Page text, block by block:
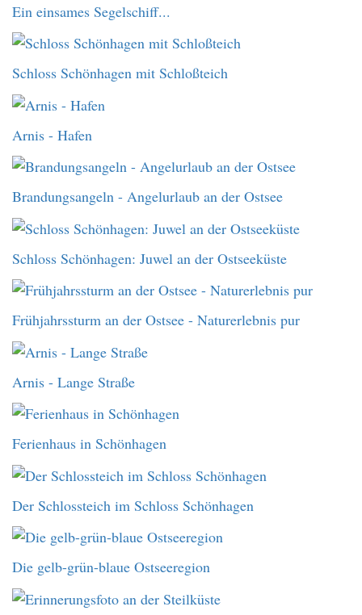
Ein einsames Segelschiff...
Schloss Schönhagen mit Schloßteich
Arnis - Hafen
Brandungsangeln - Angelurlaub an der Ostsee
Schloss Schönhagen: Juwel an der Ostseeküste
Frühjahrssturm an der Ostsee - Naturerlebnis pur
Arnis - Lange Straße
Ferienhaus in Schönhagen
Der Schlossteich im Schloss Schönhagen
Die gelb-grün-blaue Ostseeregion